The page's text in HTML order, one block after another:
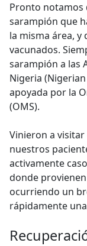
Pronto notamos
sarampión que
la misma área, y
vacunados.
sarampión a las
Nigeria
apoyada por la
(OMS).
Vinieron a
nuestros
activamente
donde
ocurriendo un
rápidamente